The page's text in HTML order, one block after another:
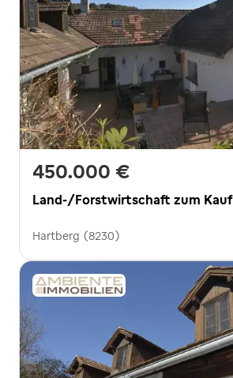
450.000 €
Land-/Forstwirtschaft zum Kauf
Hartberg (8230)